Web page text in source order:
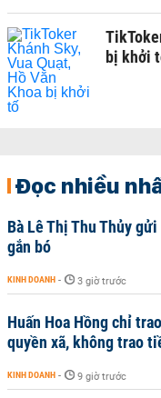
bị khởi
Đọc nhiều
Bà Lê Thị Thu Thủy
gắn bó
KINH DOANH - 3 giờ trước
Huấn Hoa Hồng chỉ
quyền xã, không trao
KINH DOANH - 9 giờ trước